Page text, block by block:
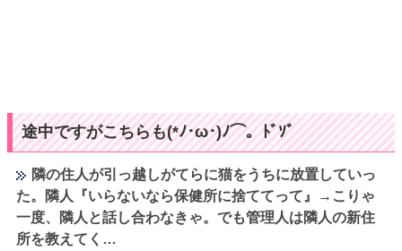
途中ですがこちらも(*ﾉ･ω･)ﾉ⌒。ﾄﾞｿﾞ
隣の住人が引っ越しがてらに猫をうちに放置していっ
た。隣人『いらないなら保健所に捨ててって』→こりゃ
一度、隣人と話し合わなきゃ。でも管理人は隣人の新住
所を教えてく…